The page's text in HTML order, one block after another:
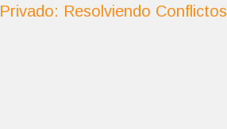
Resolviendo Conflictos